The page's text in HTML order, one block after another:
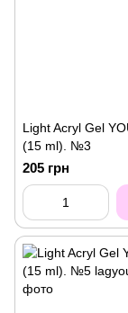
Light Acryl Gel
(15 ml). №3
205 грн